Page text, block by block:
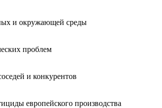
и окружающей среды
проблем
и конкурентов
европейского производства